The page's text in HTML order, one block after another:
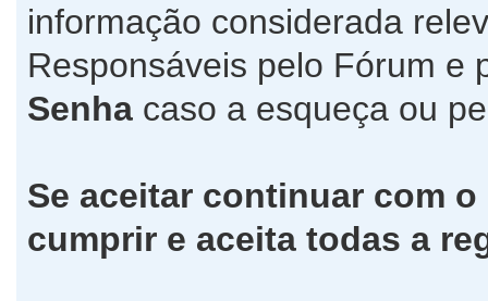
informação considerada
Responsáveis pelo Fórum e
Senha caso a esqueça ou
Se aceitar continuar com
cumprir e aceita todas a